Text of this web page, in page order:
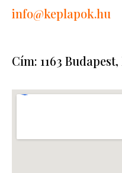
info@keplapok.hu
Cím: 1163